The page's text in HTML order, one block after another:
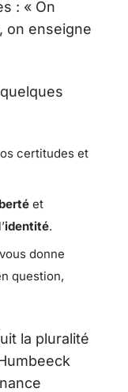
: « On
on enseigne
certitudes et
et
identité.
donne
question,
la pluralité